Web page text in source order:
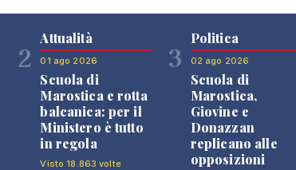
2
Attualità
01 ago 2026
Scuola di
Marostica e rotta
balcanica: per il
Ministero è tutto
in regola
Visto 18.863 volte
3
Politica
02 ago 2026
Scuola di
Marostica,
Giovine e
Donazzan
replicano alle
opposizioni